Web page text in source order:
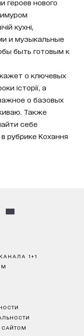
героев нового
кухні,
и музыкальные
быть готовым к
о ключевых
історії, а
о базовых
Также
себе
рубрике Кохання
1+1
САЙТОМ